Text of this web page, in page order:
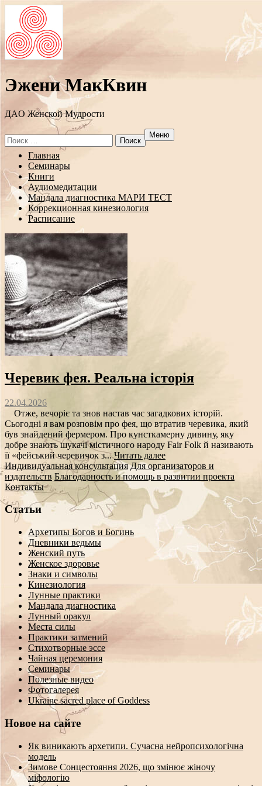
Эжени МакКвин
ДAO Женской Мудрости
Search
for:
Меню
Перейти
содержанию
Главная
Семинары
Книги
Аудиомедитации
Мандала диагностика МАРИ ТЕСТ
Коррекционная кинезиология
Расписание
Черевик фея. Реальна історія
22.04.2026
Отже, вечоріє та знов настав час загадкових історій.
Сьогодні я вам розповім про фея, що втратив черевика, який
був знайдений фермером. Про кунсткамерну дивину, яку
добре знають шукачі містичного народу Fair Folk й називають
її «фейський черевичок з...Читать далее
Индивидуальная консультация Для организаторов и
издательств Благодарность и помощь в развитии проекта
Контакты
Статьи
Архетипы Богов и Богинь
Дневники ведьмы
Женский путь
Женское здоровье
Знаки и символы
Кинезиология
Лунные практики
Мандала диагностика
Лунный оракул
Места силы
Практики затмений
Стихотворные эссе
Чайная церемония
Семинары
Полезные видео
Фотогалерея
Ukraine sacred place of Goddess
Новое на сайте
Як виникають архетипи. Сучасна нейропсихологічна
модель
Зимове Сонцестояння 2026, що змінює жіночу
міфологію